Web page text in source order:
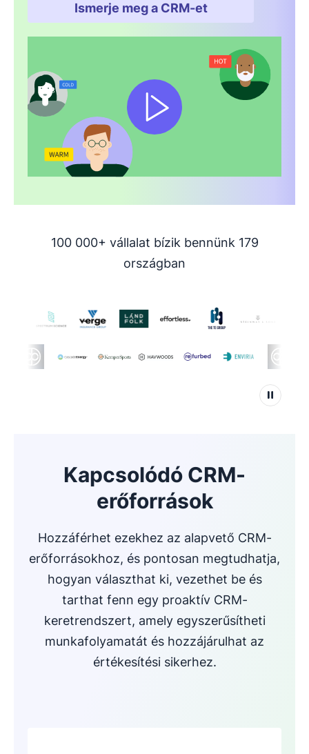
Ismerje meg a CRM-et
Új ablakban nyílik meg
100 000+ vállalat bízik bennünk 179
országban
Kapcsolódó CRM-
erőforrások
Hozzáférhet ezekhez az alapvető CRM-
erőforrásokhoz, és pontosan megtudhatja,
hogyan választhat ki, vezethet be és
tarthat fenn egy proaktív CRM-
keretrendszert, amely egyszerűsítheti
munkafolyamatát és hozzájárulhat az
értékesítési sikerhez.